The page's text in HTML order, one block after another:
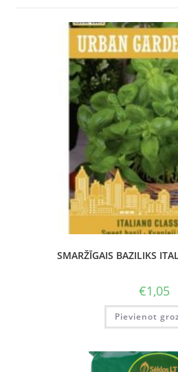
SMARŽĪGAIS BAZILIKS
€1,05
Pievienot